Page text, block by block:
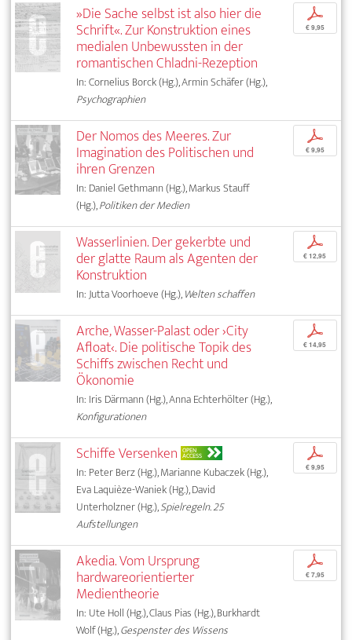
»Die Sache selbst ist also hier die
Schrift«. Zur Konstruktion eines
medialen Unbewussten in der
romantischen Chladni-Rezeption
In: Cornelius Borck (Hg.), Armin Schäfer (Hg.),
Psychographien
p
€ 9,95
Der Nomos des Meeres. Zur
Imagination des Politischen und
ihren Grenzen
In: Daniel Gethmann (Hg.), Markus Stauff
(Hg.),Politiken der Medien
p
€ 9,95
Wasserlinien. Der gekerbte und
der glatte Raum als Agenten der
Konstruktion
In: Jutta Voorhoeve (Hg.),Welten schaffen
p
€ 12,95
Arche, Wasser-Palast oder ›City
Afloat‹. Die politische Topik des
Schiffs zwischen Recht und
Ökonomie
In: Iris Därmann (Hg.), Anna Echterhölter (Hg.),
Konfigurationen
p
€ 14,95
Schiffe Versenken OPEN
ACCESS
In: Peter Berz (Hg.), Marianne Kubaczek (Hg.),
Eva Laquièze-Waniek (Hg.), David
Unterholzner (Hg.),Spielregeln. 25
Aufstellungen
p
€ 9,95
Akedia. Vom Ursprung
hardwareorientierter
Medientheorie
In: Ute Holl (Hg.), Claus Pias (Hg.), Burkhardt
Wolf (Hg.),Gespenster des Wissens
p
€ 7,95